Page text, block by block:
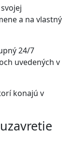
a na vlastný
24/7
uvedených v
konajú v